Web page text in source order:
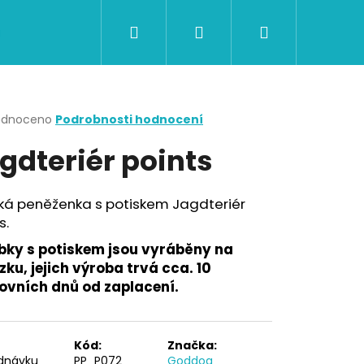
CERTIFIKÁTY A POUKAZY BAZAR
Přihlášení
Podrobnosti hodnocení
points
peněženka s potiskem Jagdteriér
s potiskem jsou vyráběny na
jejich výroba trvá cca. 10
dnů od zaplacení.
Kód:
PP_P072
Značka:
Goddog
Následující